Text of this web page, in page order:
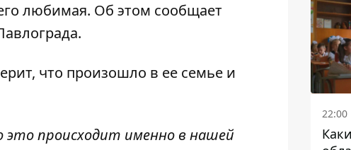
любимая. Об этом сообщает
.
что произошло в ее семье и
это происходит именно в нашей
22:00